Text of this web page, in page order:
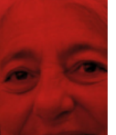
ad Alessandra